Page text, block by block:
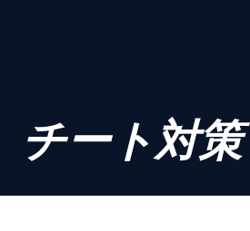
チート対策